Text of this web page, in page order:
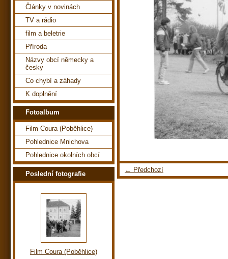
← Předchozí
Články v novinách
TV a rádio
film a beletrie
Příroda
Názvy obcí německy a
česky
Co chybí a záhady
K doplnění
Fotoalbum
Film Coura (Poběhlice)
Pohlednice Mnichova
Pohlednice okolních obcí
Poslední fotografie
Film Coura (Poběhlice)